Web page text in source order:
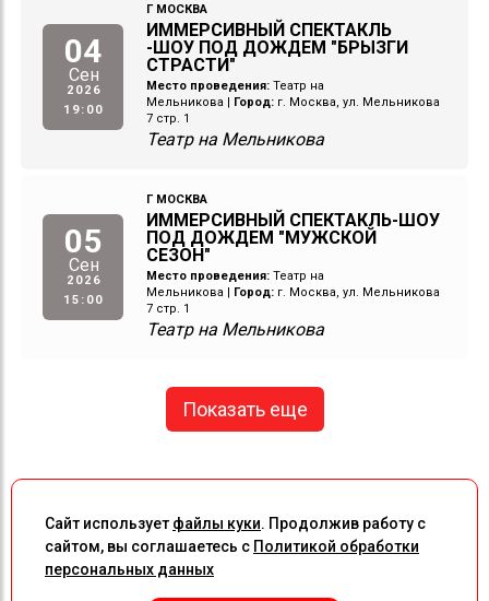
04
Сен
2026
19:00
Г МОСКВА
ИММЕРСИВНЫЙ СПЕКТАКЛЬ
-ШОУ ПОД ДОЖДЕМ "БРЫЗГИ
СТРАСТИ"
Место проведения: Театр на
Мельникова | Город: г. Москва, ул. Мельникова
7 стр. 1
Театр на Мельникова
05
Сен
2026
15:00
Г МОСКВА
ИММЕРСИВНЫЙ СПЕКТАКЛЬ-ШОУ
ПОД ДОЖДЕМ "МУЖСКОЙ
СЕЗОН"
Место проведения: Театр на
Мельникова | Город: г. Москва, ул. Мельникова
7 стр. 1
Театр на Мельникова
Показать еще
Сайт использует файлы куки. Продолжив работу с
сайтом, вы соглашаетесь с Политикой обработки
персональных данных